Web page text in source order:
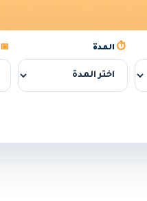
⏱️المدة 📅